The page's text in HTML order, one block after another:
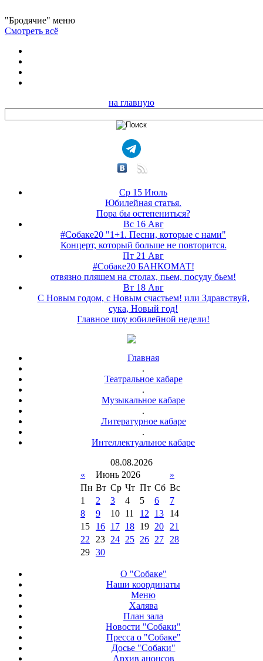
"Бродячие" меню
Смотреть всё
на главную
Ср 15 Июль
Юбилейная статья.
Пора бы остепениться?
Вс 16 Авг
#Собаке20 "1+1. Песни, которые с нами"
Концерт, который больше не повторится.
Пт 21 Авг
#Собаке20 БАНКОМАТ!
отвязно пляшем на столах, пьем, посуду бьем!
Вт 18 Авг
С Новым годом, с Новым счастьем! или Здравствуй,
сука, Новый год!
Главное шоу юбилейной недели!
Главная
.
Театральное кабаре
.
Музыкальное кабаре
.
Литературное кабаре
.
Интеллектуальное кабаре
08.08.2026
«
Июнь 2026
»
Пн Вт Ср Чт Пт Сб Вс
1
2 3 4 5 6
7
8
9 10 11 12 13
14
15
16 17 18 19 20
21
22
23 24 25 26 27
28
29 30
О "Собаке"
Наши координаты
Меню
Халява
План зала
Новости "Собаки"
Пресса о "Собаке"
Досье "Собаки"
Архив анонсов